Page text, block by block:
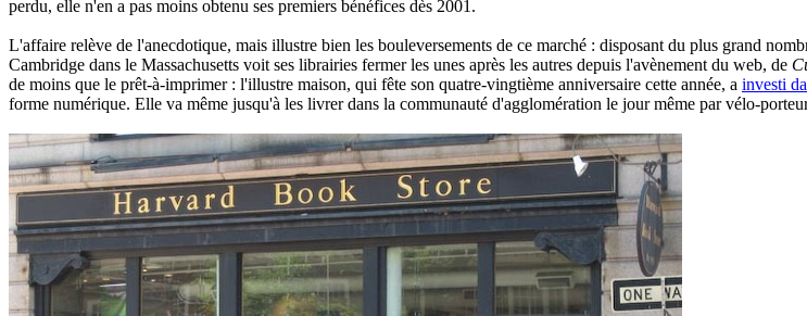
perdu, elle n'en a pas moins obtenu ses premiers bénéfices dès 2001.
L'affaire relève de l'anecdotique, mais illustre bien les bouleversements de ce marché : disposant du plus grand
Cambridge dans le Massachusetts voit ses librairies fermer les unes après les autres depuis l'avènement du web, de
de moins que le prêt-à-imprimer : l'illustre maison, qui fête son quatre-vingtième anniversaire cette année, a investi
forme numérique. Elle va même jusqu'à les livrer dans la communauté d'agglomération le jour même par vélo-